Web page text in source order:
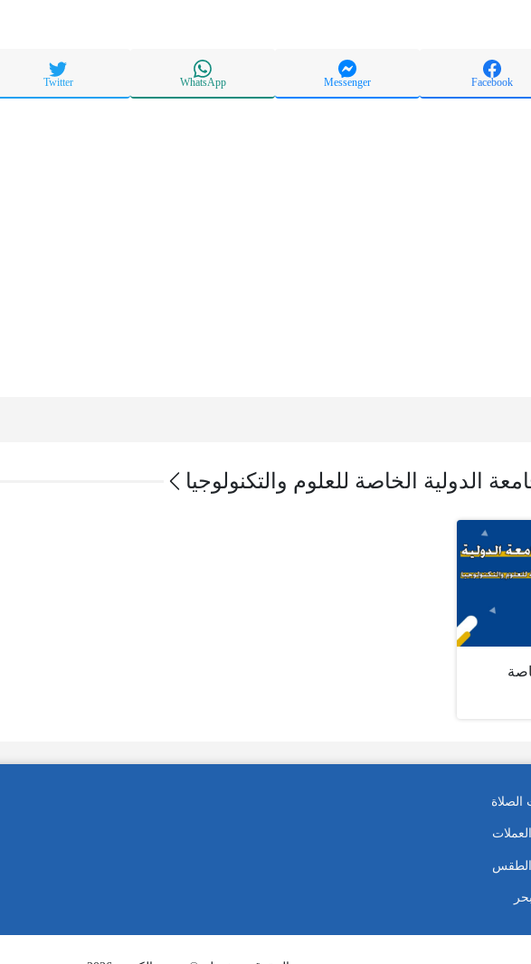
Facebook
Messenger
WhatsApp
Twitter
الدولية الخاصة للعلوم والتكنولوجيا
الصلاة
الطقس